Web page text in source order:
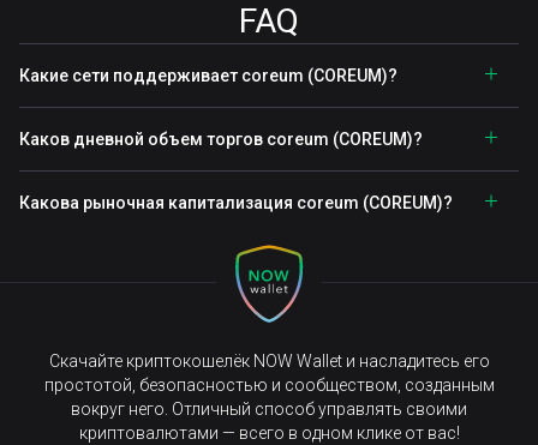
FAQ
Какие сети поддерживает coreum (COREUM)?
Каков дневной объем торгов coreum (COREUM)?
Какова рыночная капитализация coreum (COREUM)?
Скачайте криптокошелёк NOW Wallet и насладитесь его
простотой, безопасностью и сообществом, созданным
вокруг него. Отличный способ управлять своими
криптовалютами — всего в одном клике от вас!